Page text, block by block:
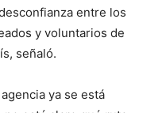
entre los
y voluntarios de
señaló.
ya se está